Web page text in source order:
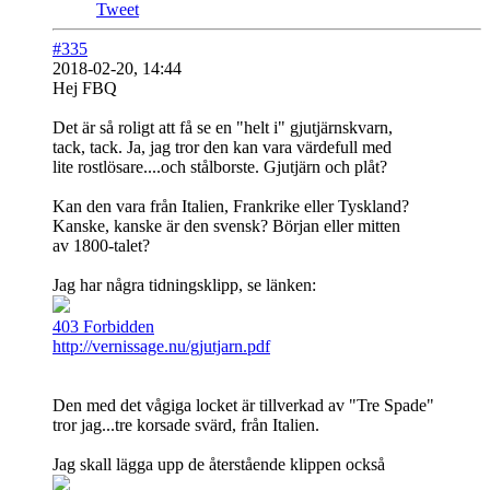
Tweet
#335
2018-02-20, 14:44
Hej FBQ
Det är så roligt att få se en "helt i" gjutjärnskvarn,
tack, tack. Ja, jag tror den kan vara värdefull med
lite rostlösare....och stålborste. Gjutjärn och plåt?
Kan den vara från Italien, Frankrike eller Tyskland?
Kanske, kanske är den svensk? Början eller mitten
av 1800-talet?
Jag har några tidningsklipp, se länken:
403 Forbidden
http://vernissage.nu/gjutjarn.pdf
Den med det vågiga locket är tillverkad av "Tre Spade"
tror jag...tre korsade svärd, från Italien.
Jag skall lägga upp de återstående klippen också